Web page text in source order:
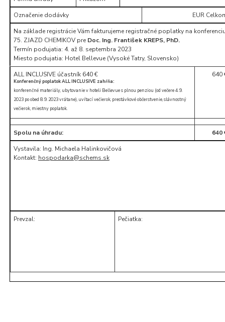
Označenie dodávky
EUR
Na základe registrácie Vám fakturujeme registračné poplatky na
75. ZJAZD CHEMIKOV pre Doc. Ing. František KREPS, PhD.
Termín podujatia: 4. až 8. septembra 2023
Miesto podujatia: Hotel Bellevue (Vysoké Tatry, Slovensko)
ALL INCLUSIVE účastník 640 €
Konferenčný poplatok ALL INCLUSIVE zahŕňa:
konferenčné materiály, ubytovanie v hoteli Bellevue s plnou penziou (od večere 4. 9.
2023 po obed 8. 9. 2023 vrátane), uvítací večierok, prestávkové občerstvenie, slávnostný
večierok, miestny poplatok.
640
Spolu na úhradu:
640
Vystavila: Ing. Michaela Halinkovičová
Kontakt: hospodarka@schems.sk
Prevzal: Pečiatka: